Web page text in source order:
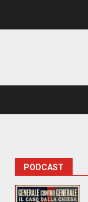
PODCAST